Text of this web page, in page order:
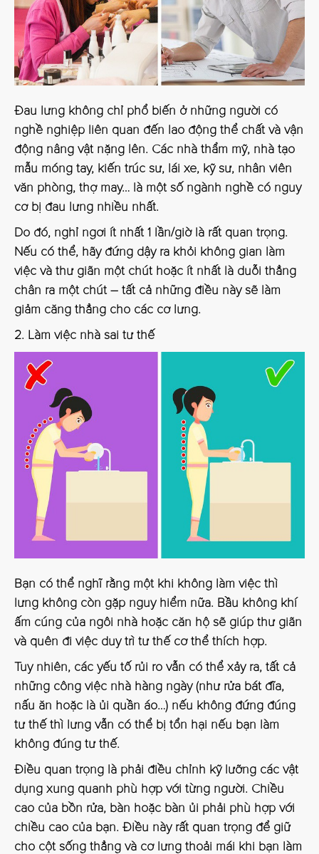
Đau lưng không chỉ phổ biến ở những người có
nghề nghiệp liên quan đến lao động thể chất và vận
động nâng vật nặng lên. Các nhà thẩm mỹ, nhà tạo
mẫu móng tay, kiến trúc sư, lái xe, kỹ sư, nhân viên
văn phòng, thợ may… là một số ngành nghề có nguy
cơ bị đau lưng nhiều nhất.
Do đó, nghỉ ngơi ít nhất 1 lần/giờ là rất quan trọng.
Nếu có thể, hãy đứng dậy ra khỏi không gian làm
việc và thư giãn một chút hoặc ít nhất là duỗi thẳng
chân ra một chút – tất cả những điều này sẽ làm
giảm căng thẳng cho các cơ lưng.
2. Làm việc nhà sai tư thế
Bạn có thể nghĩ rằng một khi không làm việc thì
lưng không còn gặp nguy hiểm nữa. Bầu không khí
ấm cúng của ngôi nhà hoặc căn hộ sẽ giúp thư giãn
và quên đi việc duy trì tư thế cơ thể thích hợp.
Tuy nhiên, các yếu tố rủi ro vẫn có thể xảy ra, tất cả
những công việc nhà hàng ngày (như rửa bát đĩa,
nấu ăn hoặc là ủi quần áo…) nếu không đứng đúng
tư thế thì lưng vẫn có thể bị tổn hại nếu bạn làm
không đúng tư thế.
Điều quan trọng là phải điều chỉnh kỹ lưỡng các vật
dụng xung quanh phù hợp với từng người. Chiều
cao của bồn rửa, bàn hoặc bàn ủi phải phù hợp với
chiều cao của bạn. Điều này rất quan trọng để giữ
cho cột sống thẳng và cơ lưng thoải mái khi bạn làm